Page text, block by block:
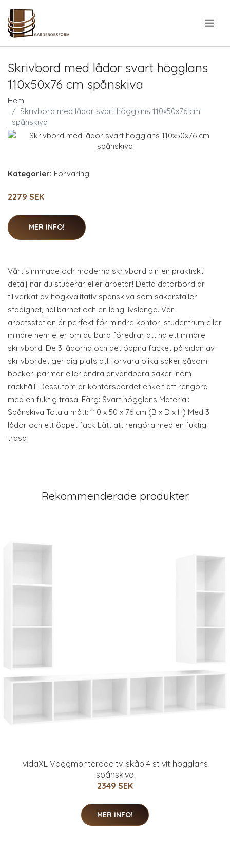
Skrivbord med lådor svart högglans
110x50x76 cm spånskiva
Hem
Skrivbord med lådor svart högglans 110x50x76 cm
spånskiva
Kategorier: Förvaring
2279 SEK
MER INFO!
Vårt slimmade och moderna skrivbord blir en praktiskt
detalj när du studerar eller arbetar! Detta datorbord är
tillverkat av högkvalitativ spånskiva som säkerställer
stadighet, hållbarhet och en lång livslängd. Vår
arbetsstation är perfekt för mindre kontor, studentrum eller
mindre hem eller om du bara föredrar att ha ett mindre
skrivbord! De 3 lådorna och det öppna facket på sidan av
skrivbordet ger dig plats att förvara olika saker såsom
böcker, pärmar eller andra användbara saker inom
räckhåll. Dessutom är kontorsbordet enkelt att rengöra
med en fuktig trasa. Färg: Svart högglans Material:
Spånskiva Totala mått: 110 x 50 x 76 cm (B x D x H) Med 3
lådor och ett öppet fack Lätt att rengöra med en fuktig
trasa
Rekommenderade produkter
vidaXL Väggmonterade tv-skåp 4 st vit högglans
spånskiva
2349 SEK
MER INFO!